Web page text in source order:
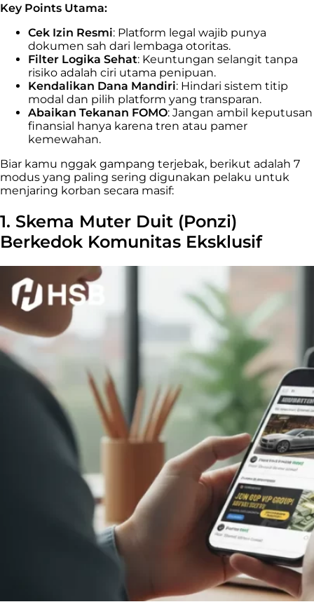
Key Points Utama:
Cek Izin Resmi: Platform legal wajib punya
dokumen sah dari lembaga otoritas.
Filter Logika Sehat: Keuntungan selangit tanpa
risiko adalah ciri utama penipuan.
Kendalikan Dana Mandiri: Hindari sistem titip
modal dan pilih platform yang transparan.
Abaikan Tekanan FOMO: Jangan ambil keputusan
finansial hanya karena tren atau pamer
kemewahan.
Biar kamu nggak gampang terjebak, berikut adalah 7
modus yang paling sering digunakan pelaku untuk
menjaring korban secara masif:
1. Skema Muter Duit (Ponzi)
Berkedok Komunitas Eksklusif